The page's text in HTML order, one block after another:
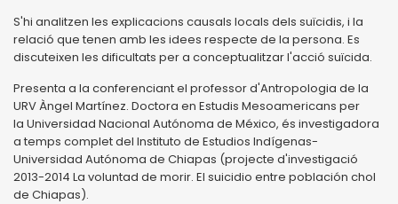
S'hi analitzen les explicacions causals locals dels suïcidis, i la
relació que tenen amb les idees respecte de la persona. Es
discuteixen les dificultats per a conceptualitzar l'acció suïcida.
Presenta a la conferenciant el professor d'Antropologia de la
URV Àngel Martínez. Doctora en Estudis Mesoamericans per
la Universidad Nacional Autónoma de México, és investigadora
a temps complet del Instituto de Estudios Indígenas-
Universidad Autónoma de Chiapas (projecte d'investigació
2013-2014 La voluntad de morir. El suicidio entre población chol
de Chiapas).